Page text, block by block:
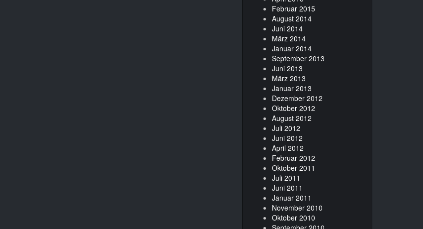
Februar 2015
August 2014
Juni 2014
März 2014
Januar 2014
September 2013
Juni 2013
März 2013
Januar 2013
Dezember 2012
Oktober 2012
August 2012
Juli 2012
Juni 2012
April 2012
Februar 2012
Oktober 2011
Juli 2011
Juni 2011
Januar 2011
November 2010
Oktober 2010